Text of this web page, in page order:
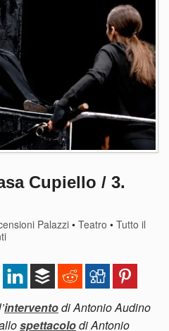
Cupiello / 3.
Palazzi •Teatro •Tutto il
interventodi Antonio Audino
spettacolodi Antonio